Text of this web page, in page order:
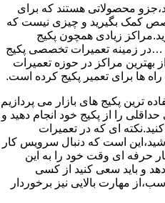
محصولاتی هستند که برای
کمک بگیرید و چیزی نیست که
زیادی همچون پکیج
…در زمینه تعمیرات تخصصی پکیج
بهترین مراکز در حوزه تعمیرات
ها برای تعمیر پکیج کرده است.
ترین پکیج های بازار می پردازیم
حداقلی را از پکیج خود انجام دهید و
ای که در تعمیرات
است که دنبال سرویس کار
حرفه ای وقت خود را به این
و باید سعی کنید از کسی
مهارت بالایی نیز برخوردار